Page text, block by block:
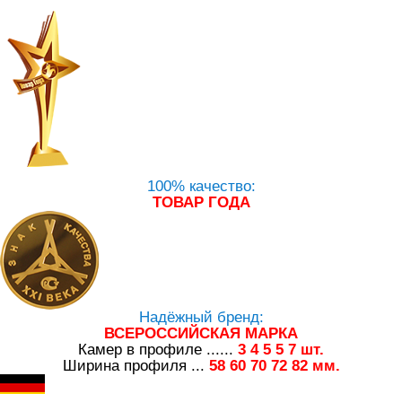
100% качество:
ТОВАР ГОДА
Надёжный бренд:
ВСЕРОССИЙСКАЯ МАРКА
Камер в профиле ...... 3 4 5 5 7 шт.
Ширина профиля ... 58 60 70 72 82мм.